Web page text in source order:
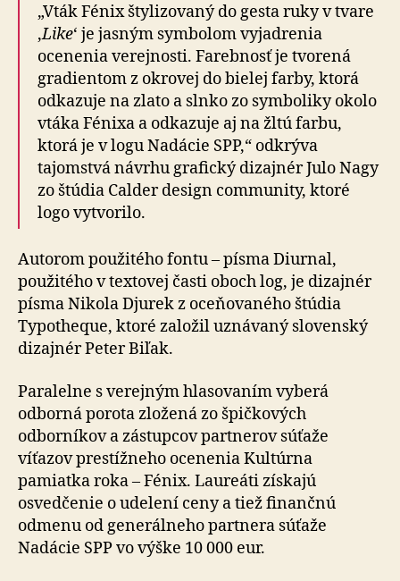
„Vták Fénix štylizovaný do gesta ruky v tvare
‚Like‘ je jasným symbolom vyjadrenia
ocenenia verejnosti. Farebnosť je tvorená
gradientom z okrovej do bielej farby, ktorá
odkazuje na zlato a slnko zo symboliky okolo
vtáka Fénixa a odkazuje aj na žltú farbu,
ktorá je v logu Nadácie SPP,“ odkrýva
tajomstvá návrhu grafický dizajnér Julo Nagy
zo štúdia Calder design community, ktoré
logo vytvorilo.
Autorom použitého fontu – písma Diurnal,
použitého v textovej časti oboch log, je dizajnér
písma Nikola Djurek z oceňovaného štúdia
Typotheque, ktoré založil uznávaný slovenský
dizajnér Peter Biľak.
Paralelne s verejným hlasovaním vyberá
odborná porota zložená zo špičkových
odborníkov a zástupcov partnerov súťaže
víťazov prestížneho ocenenia Kultúrna
pamiatka roka – Fénix. Laureáti získajú
osvedčenie o udelení ceny a tiež finančnú
odmenu od generálneho partnera súťaže
Nadácie SPP vo výške 10 000 eur.